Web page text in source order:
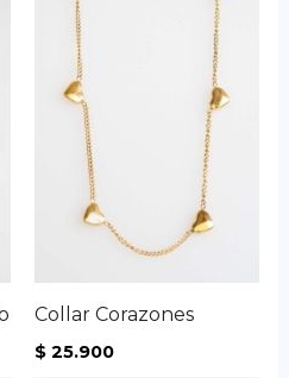
Collar Corazones
$ 25.900